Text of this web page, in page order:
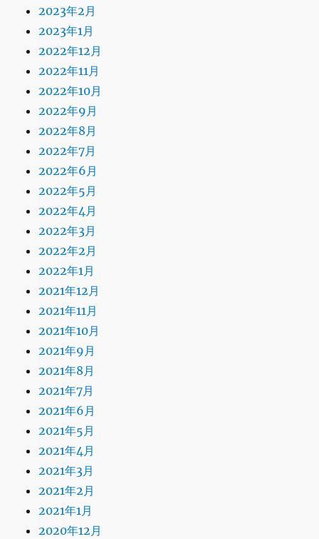
2023年2月
2023年1月
2022年12月
2022年11月
2022年10月
2022年9月
2022年8月
2022年7月
2022年6月
2022年5月
2022年4月
2022年3月
2022年2月
2022年1月
2021年12月
2021年11月
2021年10月
2021年9月
2021年8月
2021年7月
2021年6月
2021年5月
2021年4月
2021年3月
2021年2月
2021年1月
2020年12月